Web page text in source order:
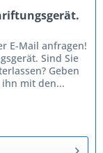
E-Mail anfragen!
Sind Sie
Geben
mit den...